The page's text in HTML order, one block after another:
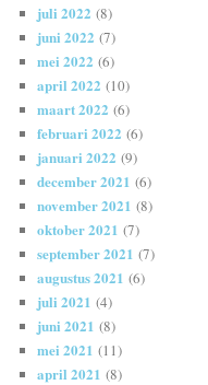
juli 2022 (8)
juni 2022 (7)
mei 2022 (6)
april 2022 (10)
maart 2022 (6)
februari 2022 (6)
januari 2022 (9)
december 2021 (6)
november 2021 (8)
oktober 2021 (7)
september 2021 (7)
augustus 2021 (6)
juli 2021 (4)
juni 2021 (8)
mei 2021 (11)
april 2021 (8)